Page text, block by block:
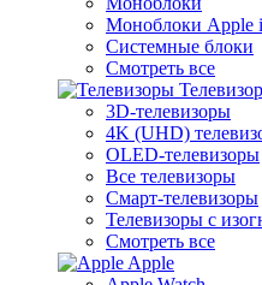
Моноблоки Apple
Системные блоки
Смотреть все
3D-телевизоры
4K (UHD)
OLED-телевизоры
Все телевизоры
Смарт-телевизоры
Телевизоры с
Смотреть все
Apple